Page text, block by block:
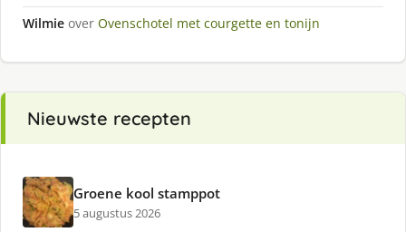
Wilmie over Ovenschotel met courgette en tonijn
Nieuwste recepten
Groene kool stamppot
5 augustus 2026